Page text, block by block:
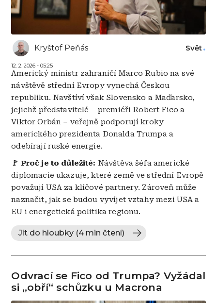
Kryštof Peňás
12. 2. 2026 - 05:25
Svět
Americký ministr zahraničí Marco Rubio na své
návštěvě střední Evropy vynechá Českou
republiku. Navštíví však Slovensko a Maďarsko,
jejichž představitelé – premiéři Robert Fico a
Viktor Orbán – veřejně podporují kroky
amerického prezidenta Donalda Trumpa a
odebírají ruské energie.
🚩 Proč je to důležité: Návštěva šéfa americké
diplomacie ukazuje, které země ve střední Evropě
považují USA za klíčové partnery. Zároveň může
naznačit, jak se budou vyvíjet vztahy mezi USA a
EU i energetická politika regionu.
Jít do hloubky (4 min čtení)
Odvrací se Fico od Trumpa? Vyžádal
si „obří“ schůzku u Macrona